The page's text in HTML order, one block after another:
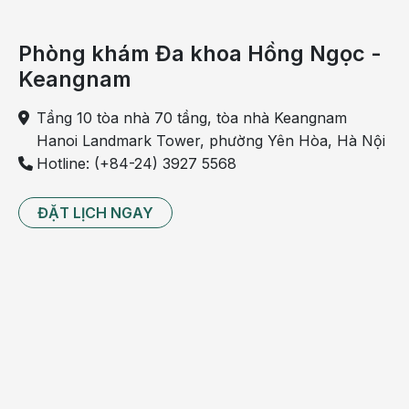
Theo mức độ
Phân chia theo mức độ thì tự kỷ ở trẻ có các loại
sau:
Tự kỷ mức độ nhẹ: Với trường hợp này, trẻ có thể
Phòng khám Đa khoa Hồng Ngọc -
Keangnam
Tầng 10 tòa nhà 70 tầng, tòa nhà Keangnam
Hanoi Landmark Tower, phường Yên Hòa, Hà Nội
Hotline: (+84-24) 3927 5568
ĐẶT LỊCH NGAY